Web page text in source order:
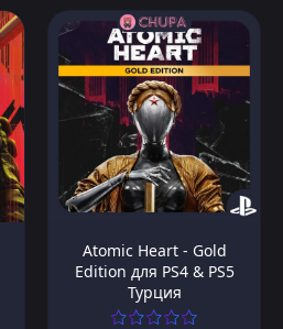
Atomic Heart - Gold
Edition для PS4 & PS5
Турция